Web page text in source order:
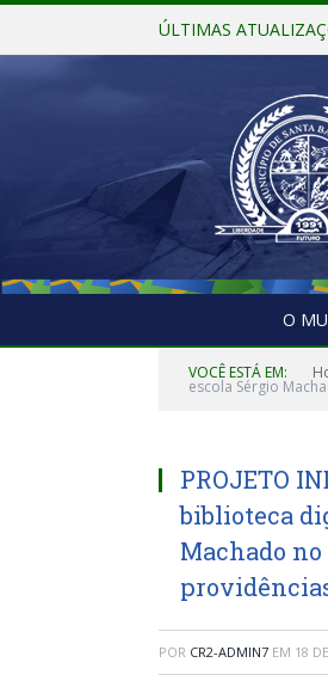
ÚLTIMAS
O
VOCÊ ESTÁ EM:
escola Sérgio
PROJETO
biblioteca
Machado
POR CR2-ADMIN7 EM 18